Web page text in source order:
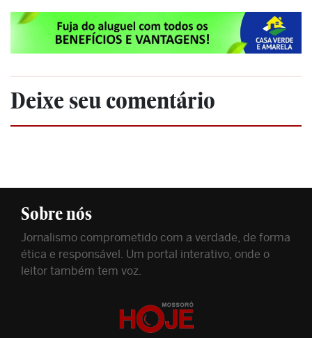
Deixe seu comentário
Sobre nós
Jornalismo comprometido com a verdade, de forma
ética e responsável. Um portal interativo, onde o
leitor também tem voz.